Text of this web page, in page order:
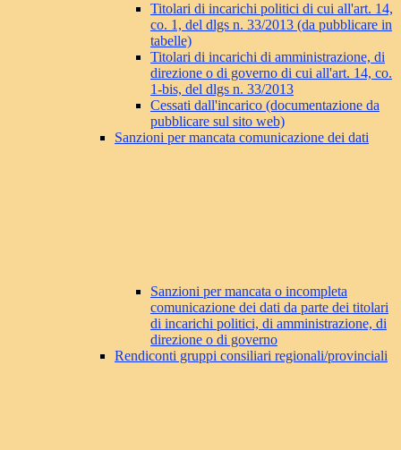
Titolari di incarichi politici di cui all'art. 14,
co. 1, del dlgs n. 33/2013 (da pubblicare in
tabelle)
Titolari di incarichi di amministrazione, di
direzione o di governo di cui all'art. 14, co.
1-bis, del dlgs n. 33/2013
Cessati dall'incarico (documentazione da
pubblicare sul sito web)
Sanzioni per mancata comunicazione dei dati
Sanzioni per mancata o incompleta
comunicazione dei dati da parte dei titolari
di incarichi politici, di amministrazione, di
direzione o di governo
Rendiconti gruppi consiliari regionali/provinciali